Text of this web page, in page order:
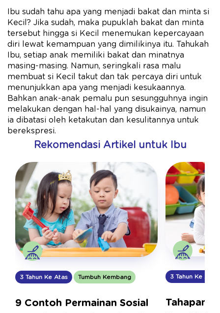
Ibu sudah tahu apa yang menjadi bakat dan minta si
Kecil? Jika sudah, maka pupuklah bakat dan minta
tersebut hingga si Kecil menemukan kepercayaan
diri lewat kemampuan yang dimilikinya itu. Tahukah
Ibu, setiap anak memiliki bakat dan minatnya
masing-masing. Namun, seringkali rasa malu
membuat si Kecil takut dan tak percaya diri untuk
menunjukkan apa yang menjadi kesukaannya.
Bahkan anak-anak pemalu pun sesungguhnya ingin
melakukan dengan hal-hal yang disukainya, namun
ia dibatasi oleh ketakutan dan kesulitannya untuk
berekspresi.
Rekomendasi Artikel untuk Ibu
3 Tahun Ke Atas Tumbuh Kembang
9 Contoh Permainan Sosial
3 Tahun Ke Atas
Tahapan